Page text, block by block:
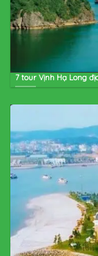
7 tour Vịnh Hạ Long